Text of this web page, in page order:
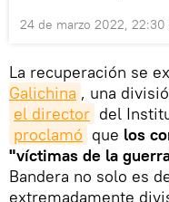
24 de marzo 2022, 22:30
La recuperación se
Galichina , una
el director del
proclamó que los
"víctimas de la
Bandera no solo es
extremadamente